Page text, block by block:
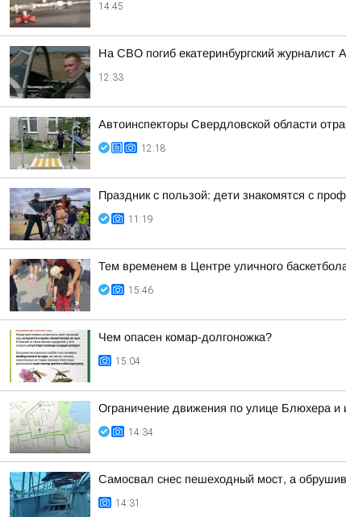
14:45
На СВО погиб екатеринбургский журналист
12:33
Автоинспекторы Свердловской области
12:18
Праздник с пользой: дети знакомятся с
11:19
Тем временем в Центре уличного
15:46
Чем опасен комар-долгоножка?
15:04
Ограничение движения по улице Блюхера
14:34
Самосвал снес пешеходный мост, а
14:31